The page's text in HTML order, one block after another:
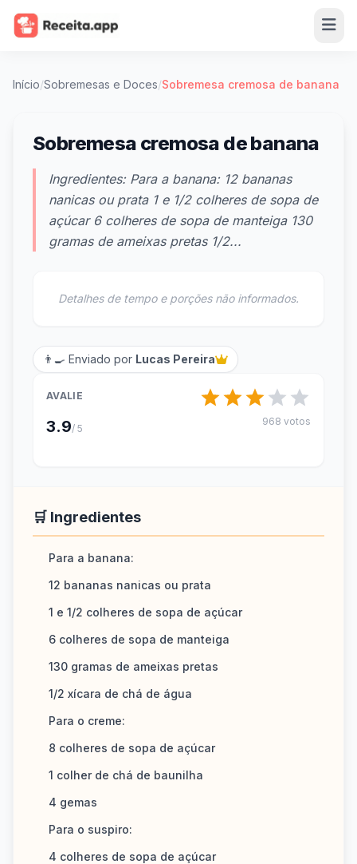
Início/Sobremesas e Doces/Sobremesa cremosa de banana
Sobremesa cremosa de banana
Ingredientes: Para a banana: 12 bananas
nanicas ou prata 1 e 1/2 colheres de sopa de
açúcar 6 colheres de sopa de manteiga 130
gramas de ameixas pretas 1/2...
Detalhes de tempo e porções não informados.
👨‍🍳 Enviado por Lucas Pereira
AVALIE
3.9/ 5
968 votos
🛒 Ingredientes
Para a banana:
12 bananas nanicas ou prata
1 e 1/2 colheres de sopa de açúcar
6 colheres de sopa de manteiga
130 gramas de ameixas pretas
1/2 xícara de chá de água
Para o creme:
8 colheres de sopa de açúcar
1 colher de chá de baunilha
4 gemas
Para o suspiro:
4 colheres de sopa de açúcar